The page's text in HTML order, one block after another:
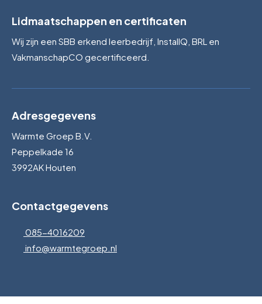
Lidmaatschappen en certificaten
Wij zijn een SBB erkend leerbedrijf, InstallQ, BRL en
VakmanschapCO gecertificeerd.
Adresgegevens
Warmte Groep B.V.
Peppelkade 16
3992AK Houten
Contactgegevens
085-4016209
info@warmtegroep.nl